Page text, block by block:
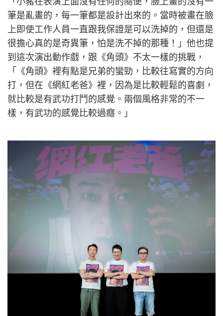
筆是亂畫的，每一筆都是設計出來的。當時被畫在臉
上即使工作人員一直跟我保證是可以洗掉的，但還是
很擔心真的是奇異筆，怕是洗不掉的那種！」他也提
到這次演出動作戲，跟《角頭》不太一樣的挑戰，
「《角頭》裡有點是兄弟的蠻勁，比較往寫實的方向
打，但在《網紅老爸》裡，因為是比較輕鬆的喜劇，
就比較是有武功打鬥的感覺。兩個風格非常的不一
樣，有武功的感覺比較過癮。」